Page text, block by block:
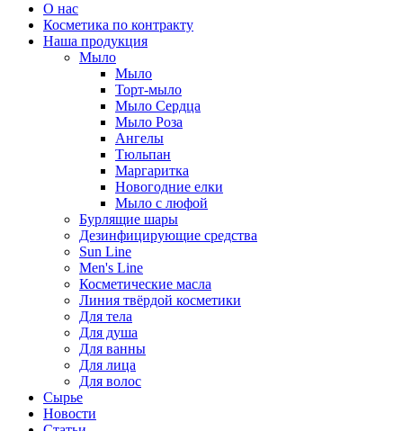
О нас
Косметика по контракту
Наша продукция
Мыло
Мыло
Торт-мыло
Мыло Сердца
Мыло Роза
Aнгелы
Tюльпан
Mаргаритка
Новогодние елки
Мыло с люфой
Бурлящие шары
Дезинфицирующие средства
Sun Line
Men's Line
Косметические масла
Линия твёрдой косметики
Для тела
Для душа
Для ванны
Для лица
Для волос
Сырье
Новости